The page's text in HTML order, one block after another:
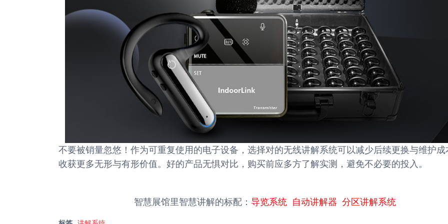
不要被销量忽悠！作为可重复使用的电子设备，选择对的无线讲解系统可以减少后续更换与维护成
收获更多无形与有形价值。好的产品无惧对比，购买前应多方了解实测，避免不必要的投入。
智慧展馆里智慧讲解的标配： 导览系统 自动讲解器 分区讲解系统